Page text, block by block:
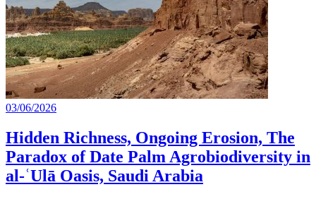
03/06/2026
Hidden Richness, Ongoing Erosion, The
Paradox of Date Palm Agrobiodiversity in
al-ʿUlā Oasis, Saudi Arabia